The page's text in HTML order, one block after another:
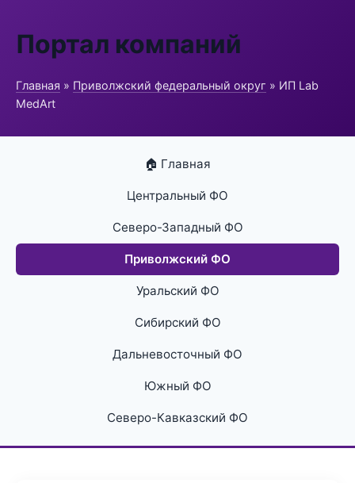
Портал компаний
Главная » Приволжский федеральный округ » ИП Lab
MedArt
🏠 Главная
Центральный ФО
Северо-Западный ФО
Приволжский ФО
Уральский ФО
Сибирский ФО
Дальневосточный ФО
Южный ФО
Северо-Кавказский ФО